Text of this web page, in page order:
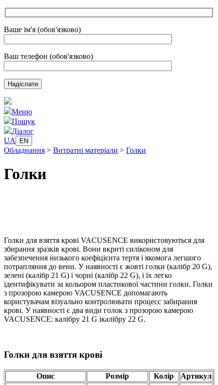
Ваше ім'я (обов'язково)
Ваш телефон (обов'язково)
Меню
Пошук
Діалог
UA
EN
Обладнання > Витратні матеріали > Голки
Голки
Голки для взяття крові VACUSENCE використовуються для
збирання зразків крові. Вони вкриті силіконом для
забезпечення низького коефіцієнта тертя і якомога легшого
потрапляння до вени. У наявності є жовті голки (калібр 20 G),
зелені (калібр 21 G) і чорні (калібр 22 G), і їх легко
ідентифікувати за кольором пластикової частини голки. Голки
з прозорою камерою VACUSENCE допомагають
користувачам візуально контролювати процесс забирання
крові. У наявності є два види голок з прозорою камерою
VACUSENCE: калібру 21 G ікалібру 22 G.
Голки для взяття крові
Опис Розмір Колір
Артикул